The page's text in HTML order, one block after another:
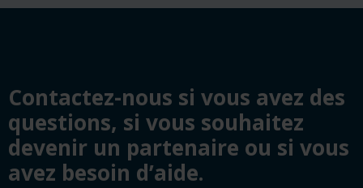
Contactez-nous si vous avez des
questions, si vous souhaitez
devenir un partenaire ou si vous
avez besoin d’aide.